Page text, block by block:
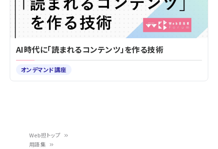
Web担トップ
用語集
AI時代に「読まれるコンテンツ」を作る技術
オンデマンド講座